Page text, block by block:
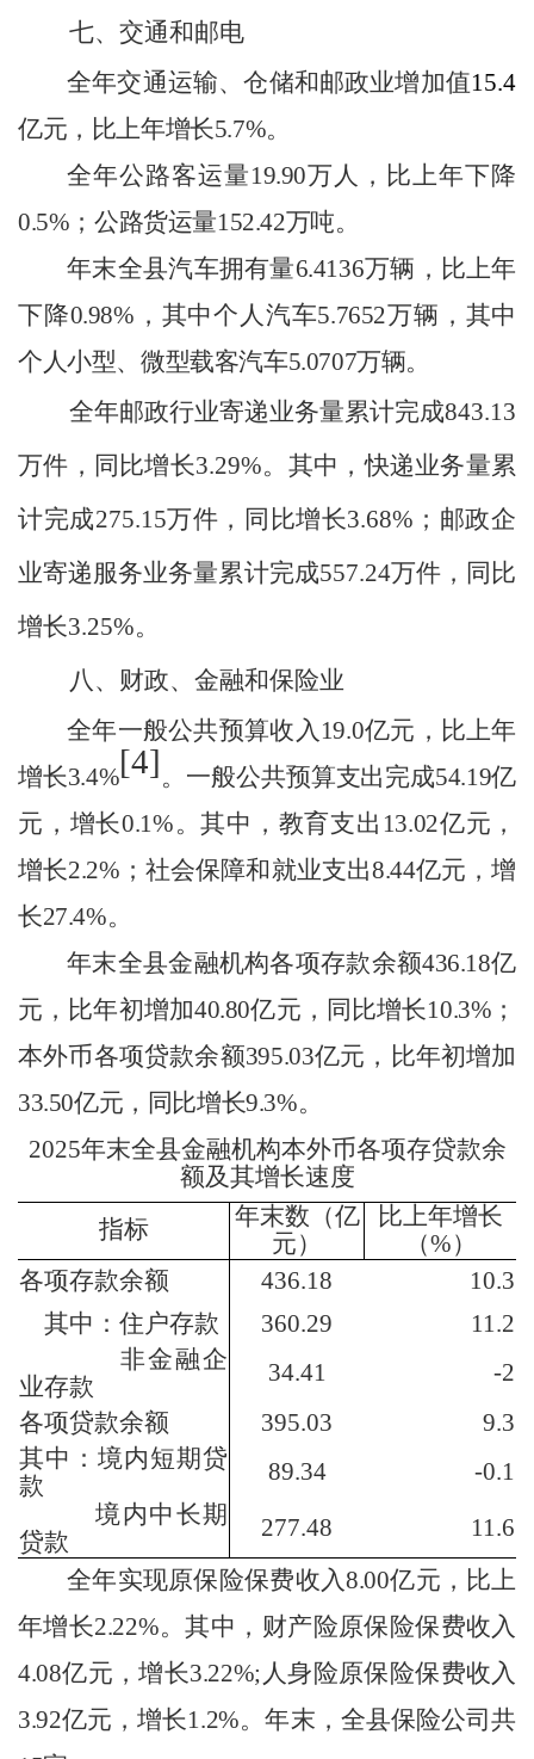
七、交通和邮电
全年交通运输、仓储和邮政业增加值15.4
亿元，比上年增长5.7%。
全年公路客运量19.90万人，比上年下降
0.5% ；公路货运量152.42万吨。
年末全县汽车拥有量6.4136万辆，比上年
下降0.98% ，其中个人汽车5.7652万辆，其中
个人小型、微型载客汽车5.0707万辆。
全年邮政行业寄递业务量累计完成843.13
万件，同比增长3.29%。其中，快递业务量累
计完成275.15万件，同比增长3.68% ；邮政企
业寄递服务业务量累计完成557.24万件，同比
增长3.25%。
八、财政、金融和保险业
全年一般公共预算收入 19.0亿元，比上年
增长3.4%[4]。一般公共预算支出完成54.19亿
元， 增长0.1%。其中，教育支出 13.02亿元，
增长2.2% ；社会保障和就业支出8.44亿元，增
长27.4%。
年末全县金融机构各项存款余额436.18亿
元，比年初增加40.80亿元，同比增长10.3% ；
本外币各项贷款余额395.03亿元，比年初增加
33.50亿元，同比增长9.3%。
2025年末全县金融机构本外币各项存贷款余
额及其增长速度
指标
年末数 （亿
元）
比 上年增长
（%）
各项存款余额
436.18
10.3
其中：住户存款
360.29
11.2
非金融企
业存款
34.41
-2
各项贷款余额
395.03
9.3
其中： 境内短期贷
款
89.34
-0.1
境内中长期
贷款
277.48
11.6
全年实现原保险保费收入8.00亿元，比上
年增长2.22%。其中，财产险原保险保费收入
4.08亿元，增长3.22%; 人身险原保险保费收入
3.92亿元，增长1.2%。年末，全县保险公司共